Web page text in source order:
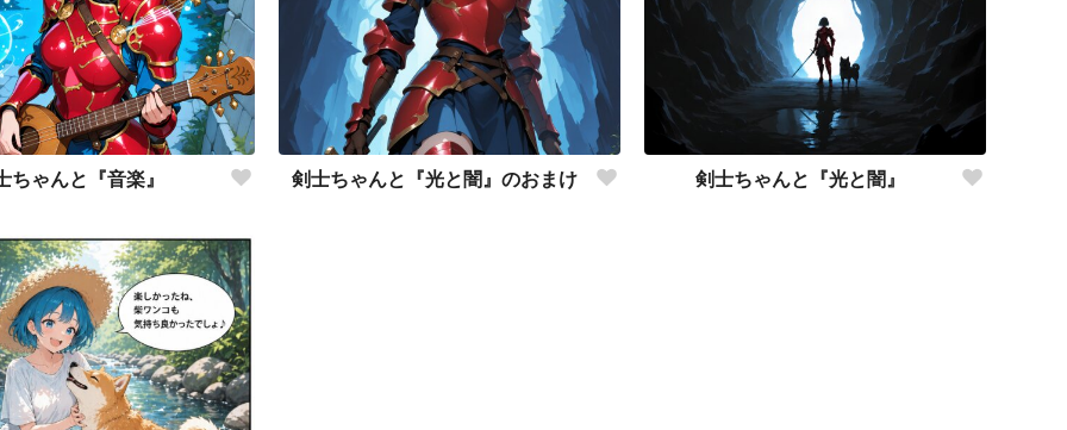
ちゃんと『音楽』 剣士ちゃんと『光と闇』のおまけ 剣士ちゃんと『光と闇』